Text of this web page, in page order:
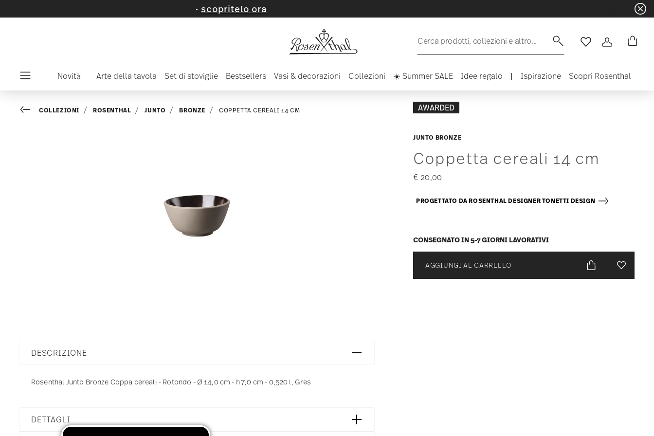
scopritelo ora
Cerca prodotti, collezioni e altro... Lista desideri
Accedi
Novità Arte della tavola Set di stoviglie Bestsellers Vasi & decorazioni Collezioni ☀️ Summer SALE Idee regalo | Ispirazione Scopri Rosenthal
AWARDED
JUNTO BRONZE
Coppetta cereali 14 cm
€ 20,00
PROGETTATO DA ROSENTHAL DESIGNER TONETTI DESIGN
CONSEGNATO IN 5-7 GIORNI LAVORATIVI
AGGIUNGI AL CARRELLO Lista
Go backCOLLEZIONI ROSENTHAL JUNTO BRONZE COPPETTA CEREALI 14 CM
DESCRIZIONE
Rosenthal Junto Bronze Coppa cereali - Rotondo - Ø 14,0 cm - h 7,0 cm - 0,520 l, Grès
DETTAGLI